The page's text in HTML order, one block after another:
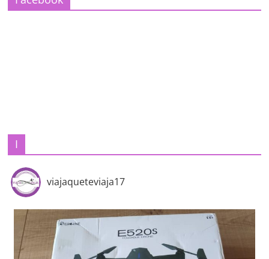
I
viajaqueteviaja17